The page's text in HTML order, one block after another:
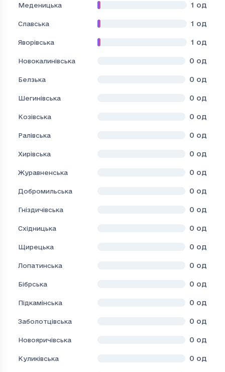
Меденицька 1 од
Славська 1 од
Яворівська 1 од
Новокалинівська 0 од
Белзька 0 од
Шегинівська 0 од
Козівська 0 од
Ралівська 0 од
Хирівська 0 од
Журавненська 0 од
Добромильська 0 од
Гніздичівська 0 од
Східницька 0 од
Щирецька 0 од
Лопатинська 0 од
Бібрська 0 од
Підкамінська 0 од
Заболотцівська 0 од
Новояричівська 0 од
Куликівська 0 од